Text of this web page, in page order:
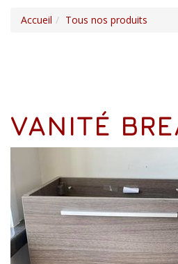
Accueil Tous nos produits
VANITÉ